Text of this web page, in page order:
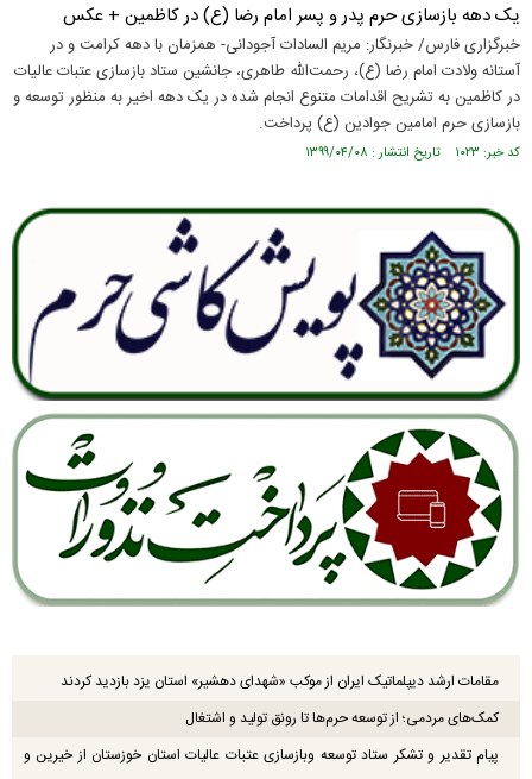
یک دهه بازسازی حرم پدر و پسر امام رضا (ع) در کاظمین + عکس
خبرگزاری فارس/ خبرنگار: مریم السادات آجودانی- همزمان با دهه کرامت و در
آستانه ولادت امام رضا (ع)، رحمت‌الله طاهری، جانشین ستاد بازسازی عتبات عالیات
در کاظمین به تشریح اقدامات متنوع انجام شده در یک دهه اخیر به منظور توسعه و
بازسازی حرم امامین جوادین (ع) پرداخت.
کد خبر: ۱۰۲۳ تاریخ انتشار : ۱۳۹۹/۰۴/۰۸
مقامات ارشد دیپلماتیک ایران از موکب «شهدای دهشیر» استان یزد بازدید کردند
کمک‌های مردمی؛ از توسعه حرم‌ها تا رونق تولید و اشتغال
پیام تقدیر و تشکر ستاد توسعه وبازسازی عتبات عالیات استان خوزستان از خیرین و